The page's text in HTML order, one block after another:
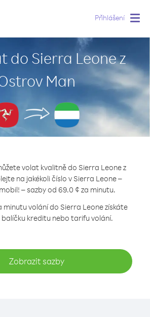
Přihlášení
do Sierra Leone z
Man
volat kvalitně do Sierra Leone z
na jakékoli číslo v Sierra Leone –
– sazby od 69.0 ¢ za minutu.
minutu volání do Sierra Leone získáte
balíčku kreditu nebo tarifu volání.
Zobrazit sazby